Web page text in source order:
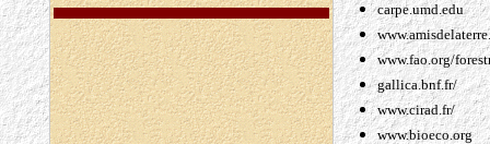
carpe.umd.edu
www.fao.org/
gallica.bnf.fr/
www.cirad.fr/
www.bioeco.org